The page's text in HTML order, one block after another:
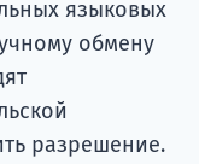
языковых
обмену
разрешение.